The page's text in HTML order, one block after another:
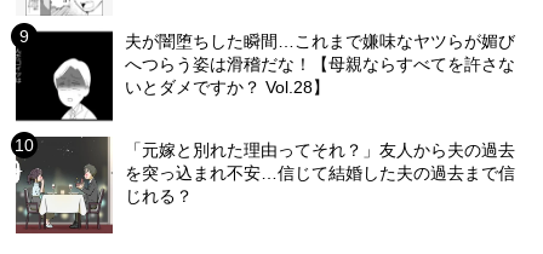
夫が闇堕ちした瞬間…これまで嫌味なヤツらが媚び
へつらう姿は滑稽だな！【母親ならすべてを許さな
いとダメですか？ Vol.28】
「元嫁と別れた理由ってそれ？」友人から夫の過去
を突っ込まれ不安…信じて結婚した夫の過去まで信
じれる？